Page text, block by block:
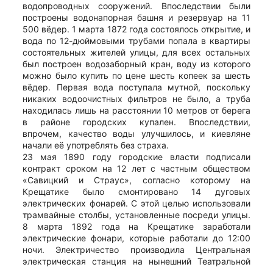
водопроводных сооружений. Впоследствии были
построены водонапорная башня и резервуар на 11
500 вёдер. 1 марта 1872 года состоялось открытие, и
вода по 12-дюймовыми трубами попала в квартиры
состоятельных жителей улицы, для всех остальных
был построен водозаборный кран, воду из которого
можно было купить по цене шесть копеек за шесть
вёдер. Первая вода поступала мутной, поскольку
никаких водоочистных фильтров не было, а труба
находилась лишь на расстоянии 10 метров от берега
в районе городских купален. Впоследствии,
впрочем, качество воды улучшилось, и киевляне
начали её употреблять без страха.
23 мая 1890 году городские власти подписали
контракт сроком на 12 лет с частным обществом
«Савицкий и Страус», согласно которому на
Крещатике было смонтировано 14 дуговых
электрических фонарей. С этой целью использовали
трамвайные столбы, установленные посреди улицы.
8 марта 1892 года на Крещатике заработали
электрические фонари, которые работали до 12:00
ночи. Электричество производила Центральная
электрическая станция на нынешний Театральной